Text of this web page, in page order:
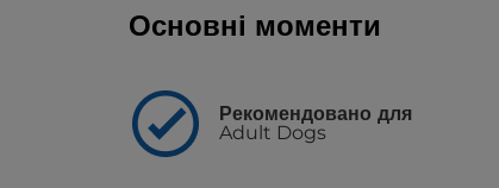
Основні моменти
Рекомендовано для
Adult Dogs